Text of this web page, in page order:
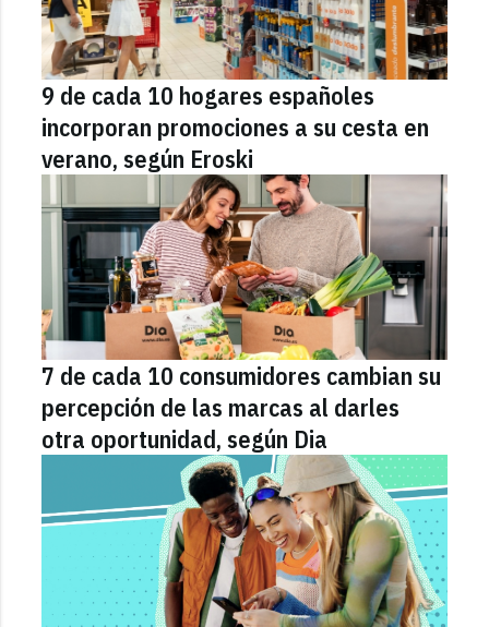
9 de cada 10 hogares españoles
incorporan promociones a su cesta en
verano, según Eroski
7 de cada 10 consumidores cambian su
percepción de las marcas al darles
otra oportunidad, según Dia